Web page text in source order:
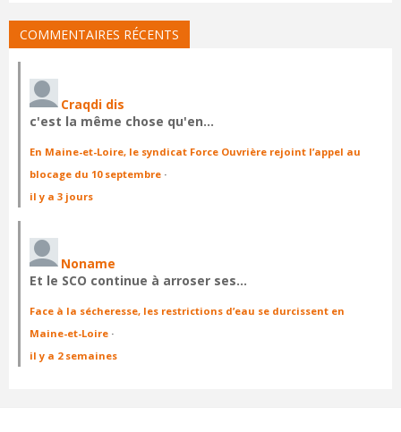
COMMENTAIRES RÉCENTS
Craqdi dis
c'est la même chose qu'en…
En Maine-et-Loire, le syndicat Force Ouvrière rejoint l’appel au
blocage du 10 septembre ·
il y a 3 jours
Noname
Et le SCO continue à arroser ses…
Face à la sécheresse, les restrictions d’eau se durcissent en
Maine-et-Loire ·
il y a 2 semaines